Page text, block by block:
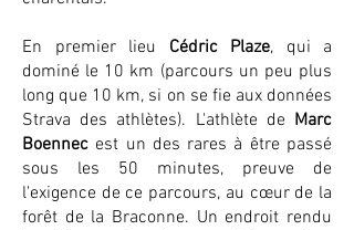
En premier lieu Cédric Plaze, qui a
dominé le 10 km (parcours un peu plus
long que 10 km, si on se fie aux données
Strava des athlètes). L'athlète de Marc
Boennec est un des rares à être passé
sous les 50 minutes, preuve de
l'exigence de ce parcours, au cœur de la
forêt de la Braconne. Un endroit rendu